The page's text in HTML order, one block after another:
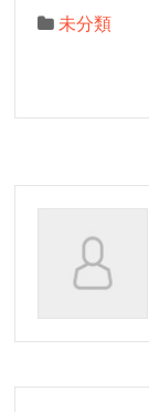
未分類